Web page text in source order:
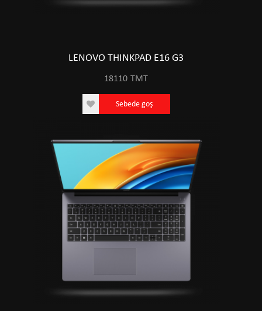
LENOVO THINKPAD E16 G3
18110 TMT
Sebede goş